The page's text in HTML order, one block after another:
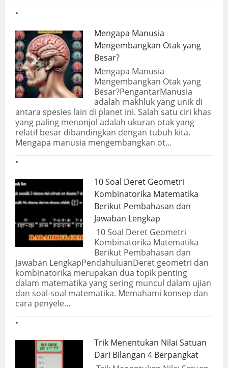
Mengapa Manusia
Mengembangkan Otak yang
Besar?
Mengapa Manusia
Mengembangkan Otak yang
Besar?PengantarManusia
adalah makhluk yang unik di
antara spesies lain di planet ini. Salah satu ciri khas
yang paling menonjol adalah ukuran otak yang
relatif besar dibandingkan dengan tubuh kita.
Mengapa manusia mengembangkan ot…
10 Soal Deret Geometri
Kombinatorika Matematika
Berikut Pembahasan dan
Jawaban Lengkap
10 Soal Deret Geometri
Kombinatorika Matematika
Berikut Pembahasan dan
Jawaban LengkapPendahuluanDeret geometri dan
kombinatorika merupakan dua topik penting
dalam matematika yang sering muncul dalam ujian
dan soal-soal matematika. Memahami konsep dan
cara penyele…
Trik Menentukan Nilai Satuan
Dari Bilangan 4 Berpangkat